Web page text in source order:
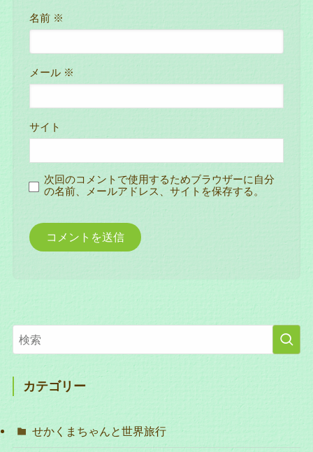
名前 ※
メール ※
サイト
次回のコメントで使用するためブラウザーに自分
の名前、メールアドレス、サイトを保存する。
カテゴリー
せかくまちゃんと世界旅行